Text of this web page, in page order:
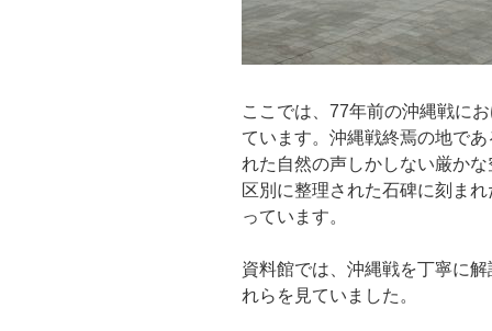
ここでは、77年前の沖縄戦に
ています。沖縄戦終焉の地で
れた自然の声しかしない厳か
区別に整理された石碑に刻ま
っています。
資料館では、沖縄戦を丁寧に
れらを見ていました。